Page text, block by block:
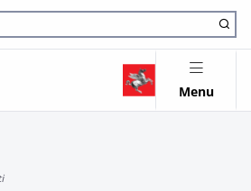
sito
Menu